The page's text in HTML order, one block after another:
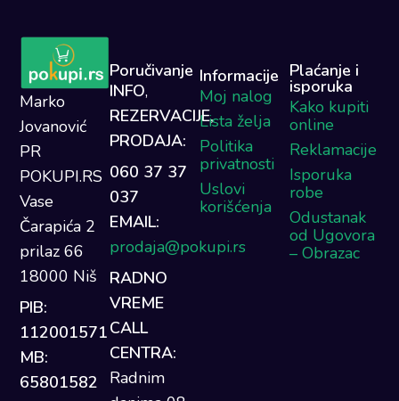
Marko
Jovanović
PR
POKUPI.RS
Vase
Čarapića 2
prilaz 66
18000 Niš
PIB:
112001571
MB:
65801582
Poručivanje
INFO,
REZERVACIJE,
PRODAJA:
060 37 37
037
EMAIL:
prodaja@pokupi.rs
RADNO
VREME
CALL
CENTRA:
Radnim
Informacije
Moj nalog
Lista želja
Politika
privatnosti
Uslovi
korišćenja
Plaćanje i
isporuka
Kako kupiti
online
Reklamacije
Isporuka
robe
Odustanak
od Ugovora
– Obrazac